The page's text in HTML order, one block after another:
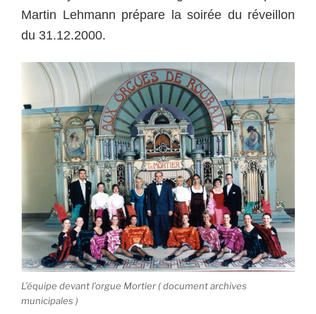
Martin Lehmann prépare la soirée du réveillon
du 31.12.2000.
L’équipe devant l’orgue Mortier ( document archives
municipales )